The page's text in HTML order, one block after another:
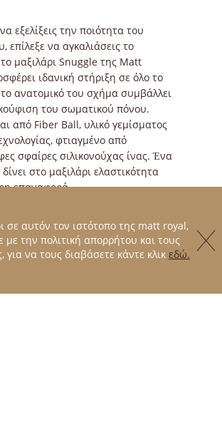
εξελίξεις την ποιότητα του
επίλεξε να αγκαλιάσεις το
μαξιλάρι Snuggle της Matt
ιδανική στήριξη σε όλο το
ανατομικό του σχήμα συμβάλλει
του σωματικού πόνου.
από Fiber Ball, υλικό γεμίσματος
φτιαγμένο από
σφαίρες σιλικονούχας ίνας. Ένα
στο μαξιλάρι ελαστικότητα
επαναφορά.
ειδικά σχεδιασμένο για να
τον ύπνο σου και κατά τη
εγκυμοσύνης, καθώς αγκαλιάζει
και προστατευτικό
σε αυτόν τον ιστότοπο της matt royal,
με την πολιτική απορρήτου και τους
για να τους διαβάσετε κάντε κλικ εδώ.